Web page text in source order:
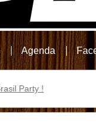
Agenda
Party !